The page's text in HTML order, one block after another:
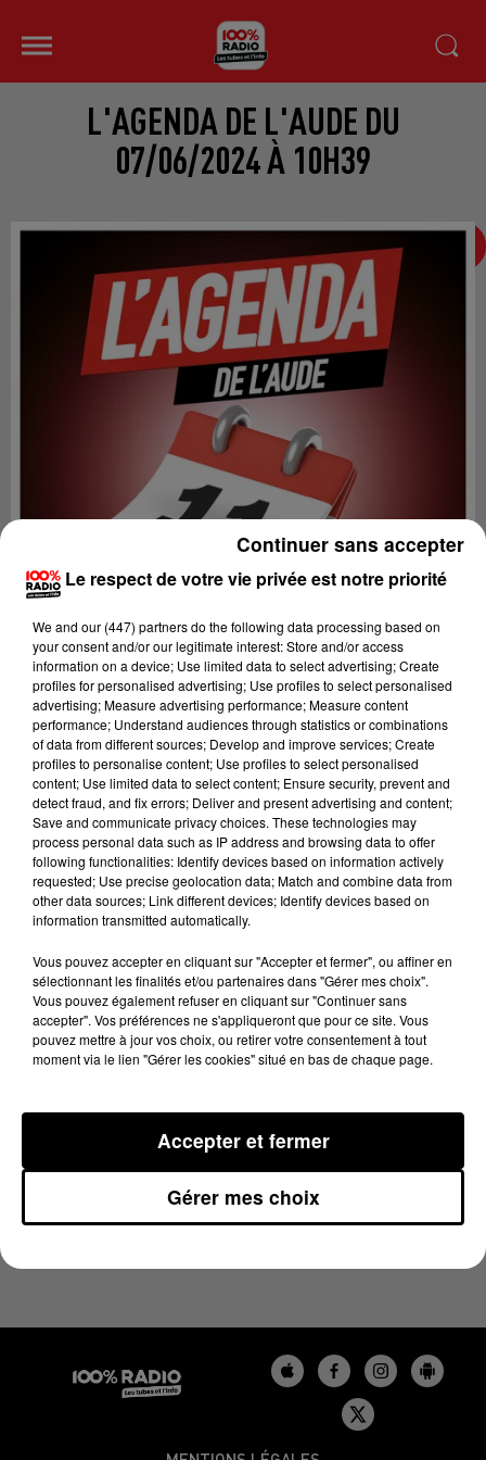
L'AGENDA DE L'AUDE DU
07/06/2024 À 10H39
Lecture (1 min 15 sec)
100%
7 juin 2024 - 1 min 15 sec
L'AGENDA DE L'AUDE DU 07/06/2024 À 10H39
Le respect de votre vie privée est notre priorité
We and our (447) partnersdo the following data processing based on
your consent and/or our legitimate interest: Store and/or access
information on a device; Use limited data to select advertising; Create
profiles for personalised advertising; Use profiles to select personalised
advertising; Measure advertising performance; Measure content
performance; Understand audiences through statistics or combinations
of data from different sources; Develop and improve services; Create
profiles to personalise content; Use profiles to select personalised
content; Use limited data to select content; Ensure security, prevent and
detect fraud, and fix errors; Deliver and present advertising and content;
Save and communicate privacy choices. These technologies may
process personal data such as IP address and browsing data to offer
following functionalities: Identify devices based on information actively
requested; Use precise geolocation data; Match and combine data from
other data sources; Link different devices; Identify devices based on
information transmitted automatically.
Vous pouvez accepter en cliquant sur "Accepter et fermer", ou affiner en
sélectionnant les finalités et/ou partenaires dans "Gérer mes choix".
Vous pouvez également refuser en cliquant sur "Continuer sans
accepter". Vos préférences ne s'appliqueront que pour ce site. Vous
pouvez mettre à jour vos choix, ou retirer votre consentement à tout
moment via le lien "Gérer les cookies" situé en bas de chaque page.
Gérer mes choix
Accepter et fermer
Continuer sans accepter